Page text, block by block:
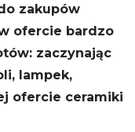
zakupów
ofercie bardzo
zaczynając
lampek,
ofercie ceramiki